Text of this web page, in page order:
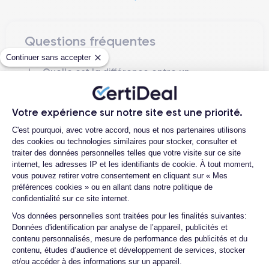
Continuer sans accepter
Votre expérience sur notre site est une priorité.
Plateforme de Gestion du
C'est pourquoi, avec votre accord, nous et nos partenaires utilisons
des cookies ou technologies similaires pour stocker, consulter et
traiter des données personnelles telles que votre visite sur ce site
internet, les adresses IP et les identifiants de cookie. À tout moment,
vous pouvez retirer votre consentement en cliquant sur « Mes
préférences cookies » ou en allant dans notre politique de
confidentialité sur ce site internet.
Vos données personnelles sont traitées pour les finalités suivantes:
Données d'identification par analyse de l’appareil, publicités et
contenu personnalisés, mesure de performance des publicités et du
contenu, études d’audience et développement de services, stocker
et/ou accéder à des informations sur un appareil.
Axeptio consent
pixels de 476 ppi. En outre, l'iPhone 13 mini est équipé d'un
système de protection frontale Ceramic Shield, qui promet une
meilleure résistance aux chocs et aux chutes.
L'appareil photo est un autre domaine dans lequel l'iPhone 13
à double objectif, avec une caméra principale de 12 MP et
une caméra ultra grand-angle de 12 MP. En outre, l'iPhone 13
mini dispose d'une caméra frontale de 12 MP, idéale pour les
selfies et les appels vidéo.
Le processeur est l'un des points forts de l'iPhone 13 mini.
L'appareil est équipé de la nouvelle
promet des performances encore plus rapides que les
modèles précédents. La puce A15 Bionic est conçue pour
mieux gérer les fonctionnalités avancées de l'appareil.
Labatterie de l'iPhone 13 minia été améliorée par rapport au
Questions fréquentes
Quelle est la différence entre un
13 Mini reconditionné ?
Quelle est la durée de vie d'un iPhone
13 Mini reconditionné ?
Quelles sont les options disponibles sur
les batteries ?
Quels sont les accessoires inclus dans
la commande ?
produits ?
Quels sont vos modes de paiement ?
Est-il possible de payer l'iPhone 13 Mini